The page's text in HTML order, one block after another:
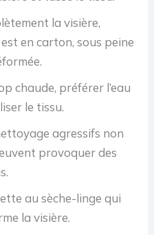
la visière,
en carton, sous peine
chaude, préférer l’eau
le tissu.
agressifs non
provoquer des
au sèche-linge qui
la visière.